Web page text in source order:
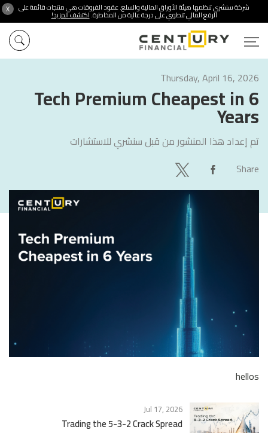
X شركة سنشري تنظمها هيئة الأوراق المالية والسلع. عقود الفروقات هي منتجات قائمة على
الرفع المالي تنطوي على درجة عالية من المخاطرة.اكتشف المزيد!
Thursday, April 16, 2026
Tech Premium Cheapest in 6
Years
تم إعداد هذا المنشور من قبل سنشري للاستشارات
Share
hellos
Jul 17, 2026
Trading the 5-3-2 Crack Spread